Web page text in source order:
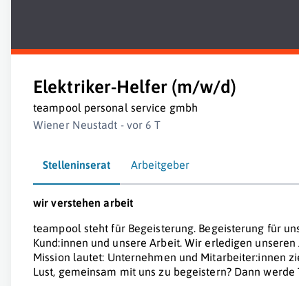
Elektriker-Helfer (m/w/d)
teampool personal service gmbh
Wiener Neustadt - vor 6 T
Stelleninserat Arbeitgeber
wir verstehenarbeit
teampool steht für Begeisterung. Begeisterung für
Kund:innen und unsere Arbeit. Wir erledigen
Mission lautet: Unternehmen und Mitarbeiter:innen
Lust, gemeinsam mit uns zu begeistern? Dann werde